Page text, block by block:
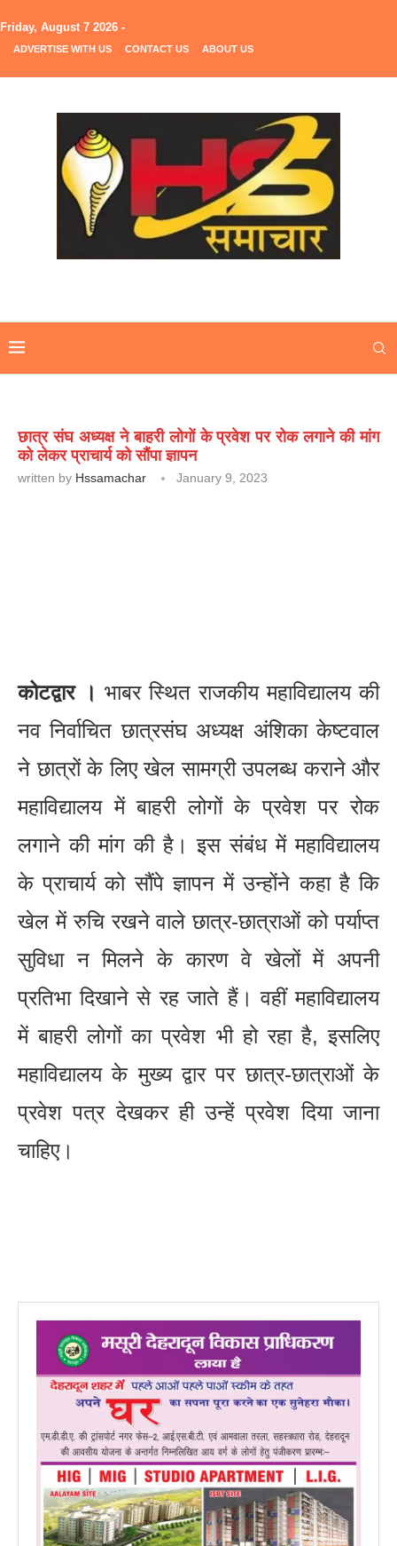
Friday, August 7 2026 -
ADVERTISE WITH US CONTACT US ABOUT US
छात्र संघ अध्यक्ष ने बाहरी लोगों के प्रवेश पर रोक लगाने की मांग
को लेकर प्राचार्य को सौंपा ज्ञापन
written by Hssamachar January 9, 2023
कोटद्वार । भाबर स्थित राजकीय महाविद्यालय की
नव निर्वाचित छात्रसंघ अध्यक्ष अंशिका केष्टवाल
ने छात्रों के लिए खेल सामग्री उपलब्ध कराने और
महाविद्यालय में बाहरी लोगों के प्रवेश पर रोक
लगाने की मांग की है। इस संबंध में महाविद्यालय
के प्राचार्य को सौंपे ज्ञापन में उन्होंने कहा है कि
खेल में रुचि रखने वाले छात्र-छात्राओं को पर्याप्त
सुविधा न मिलने के कारण वे खेलों में अपनी
प्रतिभा दिखाने से रह जाते हैं। वहीं महाविद्यालय
में बाहरी लोगों का प्रवेश भी हो रहा है, इसलिए
महाविद्यालय के मुख्य द्वार पर छात्र-छात्राओं के
प्रवेश पत्र देखकर ही उन्हें प्रवेश दिया जाना
चाहिए।